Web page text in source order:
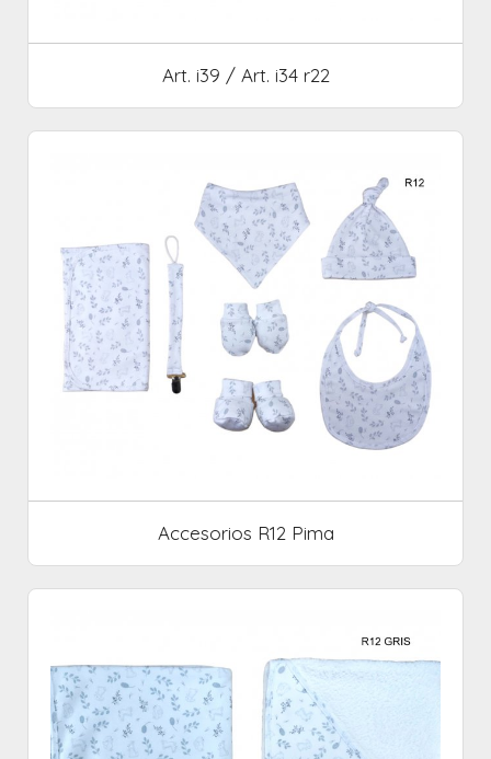
Art. i39 / Art. i34 r22
Accesorios R12 Pima